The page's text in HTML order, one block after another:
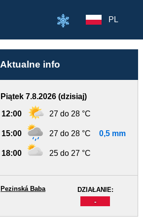
PL
Aktualne info
Piątek 7.8.2026 (dzisiaj)
12:00 27 do 28 °C
15:00 27 do 28 °C 0,5 mm
18:00 25 do 27 °C
DZIAŁANIE:
-
Pezinská Baba